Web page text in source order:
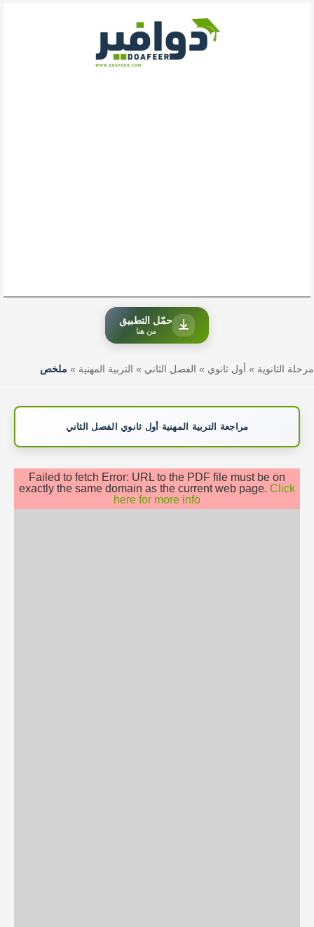
حمّل التطبيق
من هنا
مرحلة الثانوية » أول ثانوي » الفصل الثاني » التربية المهنية » ملخص
مراجعة التربية المهنية أول ثانوي الفصل الثاني
Failed to fetch Error: URL to the PDF file must be on
exactly the same domain as the current web page. Click
here for more info